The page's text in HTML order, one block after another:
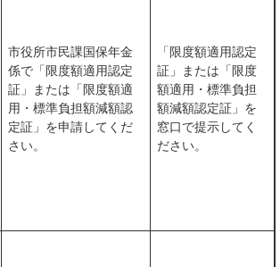
市役所市民課国保年金
係で「限度額適用認定
証」または「限度額適
用・標準負担額減額認
定証」を申請してくだ
さい。
「限度額適用認定
証」または「限度
額適用・標準負担
額減額認定証」を
窓口で提示してく
ださい。